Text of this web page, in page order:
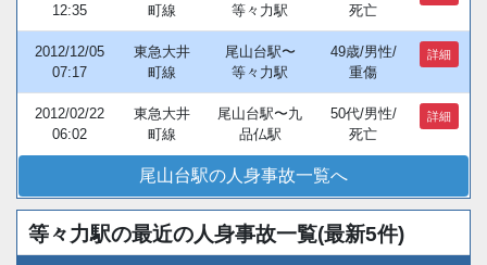
12:35
町線
等々力駅
死亡
2012/12/05
07:17
東急大井
町線
尾山台駅〜
等々力駅
49歳/男性/
重傷
詳細
2012/02/22
06:02
東急大井
町線
尾山台駅〜九
品仏駅
50代/男性/
死亡
詳細
尾山台駅の人身事故一覧へ
等々力駅の最近の人身事故一覧(最新5件)